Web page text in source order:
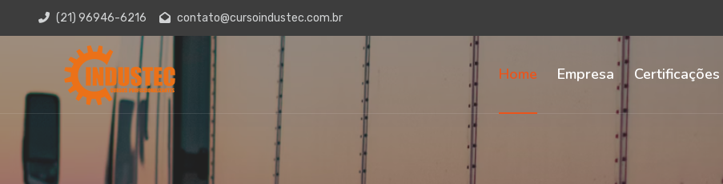
(21) 96946-6216 contato@cursoindustec.com.br
Home Empresa Certificações